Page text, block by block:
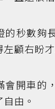
的秒數夠
顧右盼
會開車的
由。